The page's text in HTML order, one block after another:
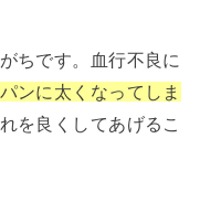
ちです。血行不良に
ンに太くなってしま
を良くしてあげるこ